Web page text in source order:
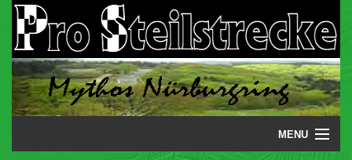
MENU